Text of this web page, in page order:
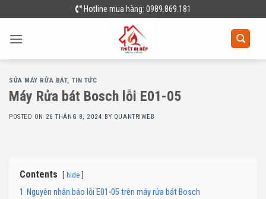
to
content
Hotline mua hàng: 0989.869.181
SỬA MÁY RỬA BÁT, TIN TỨC
Máy Rửa bát Bosch lỗi E01-05
POSTED ON 26 THÁNG 8, 2024 BY QUANTRIWEB
Contents hide
1 Nguyên nhân báo lỗi E01-05 trên máy rửa bát Bosch